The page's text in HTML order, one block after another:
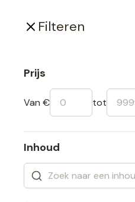
Filteren
Prijs
Van € tot
Inhoud